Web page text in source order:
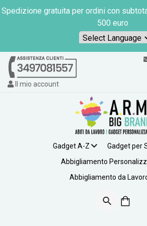
Spedizione gratuita per ordini con
500 euro
Powered
Il mio account
Gadget A-Z
Gadget per
Abbigliamento
Abbigliamento da